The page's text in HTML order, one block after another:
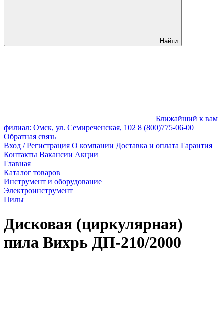
Найти
Ближайший к вам
филиал: Омск, ул. Семиреченская, 102 8 (800)775-06-00
Обратная связь
Вход / Регистрация О компании Доставка и оплата Гарантия
Контакты Вакансии Акции
Главная
Каталог товаров
Инструмент и оборудование
Электроинструмент
Пилы
Дисковая (циркулярная)
пила Вихрь ДП-210/2000